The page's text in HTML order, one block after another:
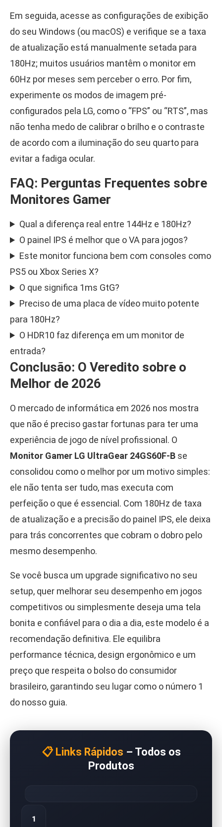
Em seguida, acesse as configurações de exibição
do seu Windows (ou macOS) e verifique se a taxa
de atualização está manualmente setada para
180Hz; muitos usuários mantêm o monitor em
60Hz por meses sem perceber o erro. Por fim,
experimente os modos de imagem pré-
configurados pela LG, como o “FPS” ou “RTS”, mas
não tenha medo de calibrar o brilho e o contraste
de acordo com a iluminação do seu quarto para
evitar a fadiga ocular.
FAQ: Perguntas Frequentes sobre
Monitores Gamer
Qual a diferença real entre 144Hz e 180Hz?
O painel IPS é melhor que o VA para jogos?
Este monitor funciona bem com consoles como
PS5 ou Xbox Series X?
O que significa 1ms GtG?
Preciso de uma placa de vídeo muito potente
para 180Hz?
O HDR10 faz diferença em um monitor de
entrada?
Conclusão: O Veredito sobre o
Melhor de 2026
O mercado de informática em 2026 nos mostra
que não é preciso gastar fortunas para ter uma
experiência de jogo de nível profissional. O
Monitor Gamer LG UltraGear 24GS60F-B se
consolidou como o melhor por um motivo simples:
ele não tenta ser tudo, mas executa com
perfeição o que é essencial. Com 180Hz de taxa
de atualização e a precisão do painel IPS, ele deixa
para trás concorrentes que cobram o dobro pelo
mesmo desempenho.
Se você busca um upgrade significativo no seu
setup, quer melhorar seu desempenho em jogos
competitivos ou simplesmente deseja uma tela
bonita e confiável para o dia a dia, este modelo é a
recomendação definitiva. Ele equilibra
performance técnica, design ergonômico e um
preço que respeita o bolso do consumidor
brasileiro, garantindo seu lugar como o número 1
do nosso guia.
📋 Links Rápidos – Todos os
Produtos
1